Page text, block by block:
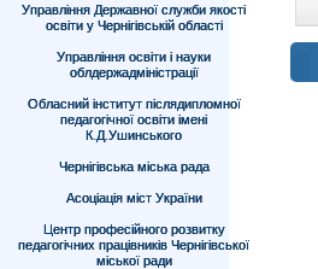
Управління Державної служби якості
освіти у Чернігівській області
Управління освіти і науки
облдержадміністрації
Обласний інститут післядипломної
педагогічної освіти імені
К.Д.Ушинського
Чернігівська міська рада
Асоціація міст України
Центр професійного розвитку
педагогічних працівників Чернігівської
міської ради